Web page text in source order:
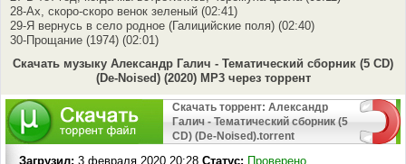
28-Ах, скоро-скоро венок зеленый (02:41)
29-Я вернусь в село родное (Галицийские поля) (02:40)
30-Прощание (1974) (02:01)
Скачать музыку Александр Галич - Тематический сборник (5 CD)
(De-Noised) (2020) MP3 через торрент
Скачать торрент: Александр
Галич - Тематический сборник (5
CD) (De-Noised).torrent
Загрузил: 3 февраля 2020 20:28 Статус: Проверено